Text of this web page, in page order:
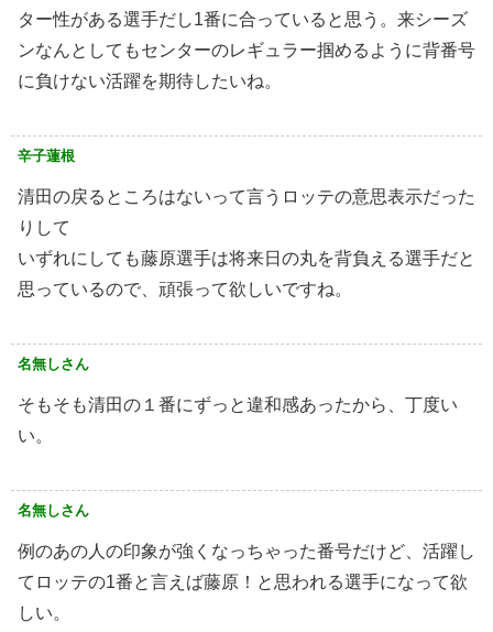
ター性がある選手だし1番に合っていると思う。来シーズ
ンなんとしてもセンターのレギュラー掴めるように背番号
に負けない活躍を期待したいね。
辛子蓮根
清田の戻るところはないって言うロッテの意思表示だった
りして
いずれにしても藤原選手は将来日の丸を背負える選手だと
思っているので、頑張って欲しいですね。
名無しさん
そもそも清田の１番にずっと違和感あったから、丁度い
い。
名無しさん
例のあの人の印象が強くなっちゃった番号だけど、活躍し
てロッテの1番と言えば藤原！と思われる選手になって欲
しい。